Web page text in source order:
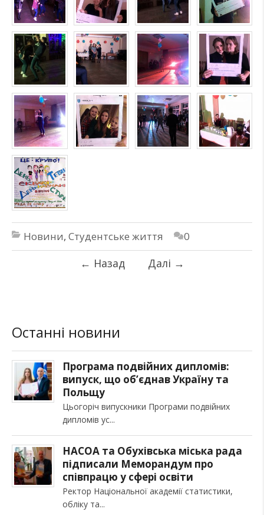
Новини, Студентське життя 0
← Назад Далі →
Останні новини
Програма подвійних дипломів:
випуск, що об’єднав Україну та
Польщу
Цьогоріч випускники Програми подвійних
дипломів ус
НАСОА та Обухівська міська рада
підписали Меморандум про
співпрацю у сфері освіти
Ректор Національної академії статистики,
обліку та